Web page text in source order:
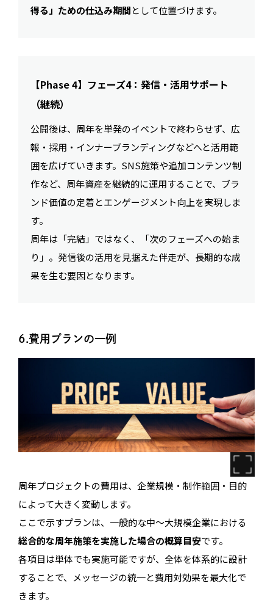
得る」ための仕込み期間として位置づけます。
【Phase 4】フェーズ4：発信・活用サポート
（継続）
公開後は、周年を単発のイベントで終わらせず、広
報・採用・インナーブランディングなどへと活用範
囲を広げていきます。SNS施策や追加コンテンツ制
作など、周年資産を継続的に運用することで、ブラ
ンド価値の定着とエンゲージメント向上を実現しま
す。
周年は「完結」ではなく、「次のフェーズへの始ま
り」。発信後の活用を見据えた伴走が、長期的な成
果を生む要因となります。
6.費用プランの一例
周年プロジェクトの費用は、企業規模・制作範囲・目的
によって大きく変動します。
ここで示すプランは、一般的な中〜大規模企業における
総合的な周年施策を実施した場合の概算目安です。
各項目は単体でも実施可能ですが、全体を体系的に設計
することで、メッセージの統一と費用対効果を最大化で
きます。